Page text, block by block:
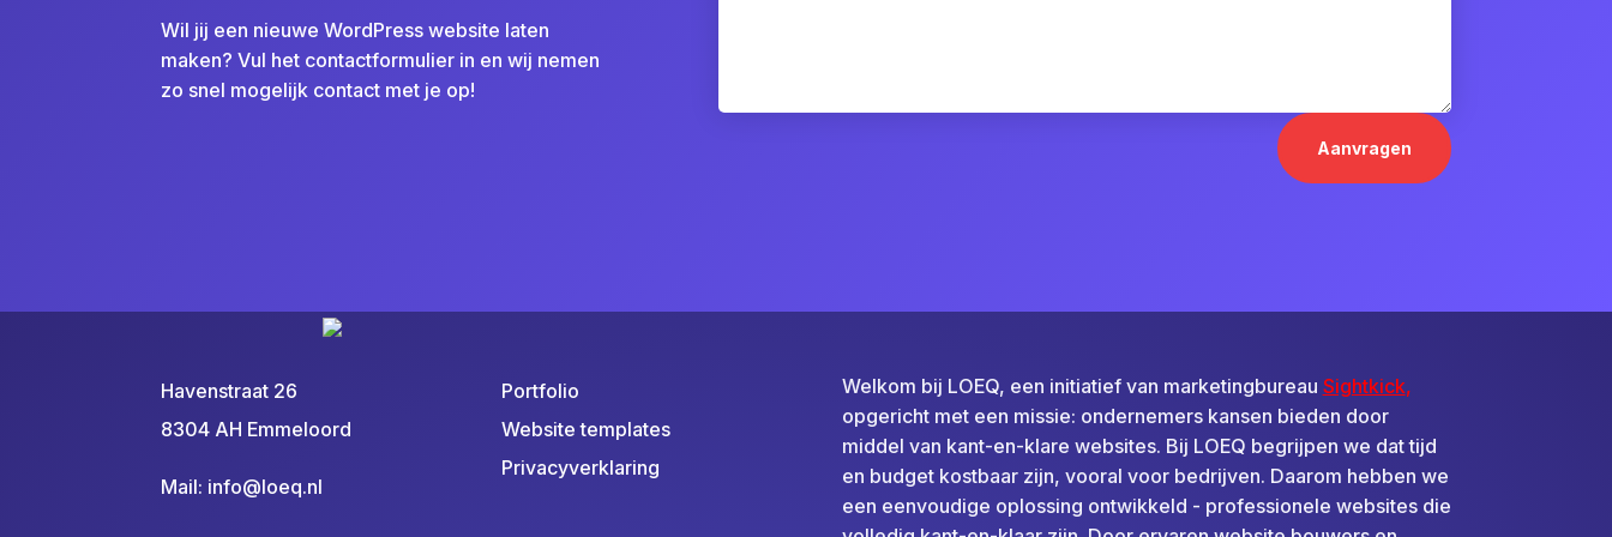
Wil jij een nieuwe WordPress website laten
maken? Vul het contactformulier in en wij nemen
zo snel mogelijk contact met je op!
Aanvragen
Havenstraat 26
8304 AH Emmeloord
Mail: info@loeq.nl
Portfolio
Website templates
Privacyverklaring
Welkom bij LOEQ, een initiatief van marketingbureau Sightkick,
opgericht met een missie: ondernemers kansen bieden door
middel van kant-en-klare websites. Bij LOEQ begrijpen we dat tijd
en budget kostbaar zijn, vooral voor bedrijven. Daarom hebben we
een eenvoudige oplossing ontwikkeld - professionele websites die